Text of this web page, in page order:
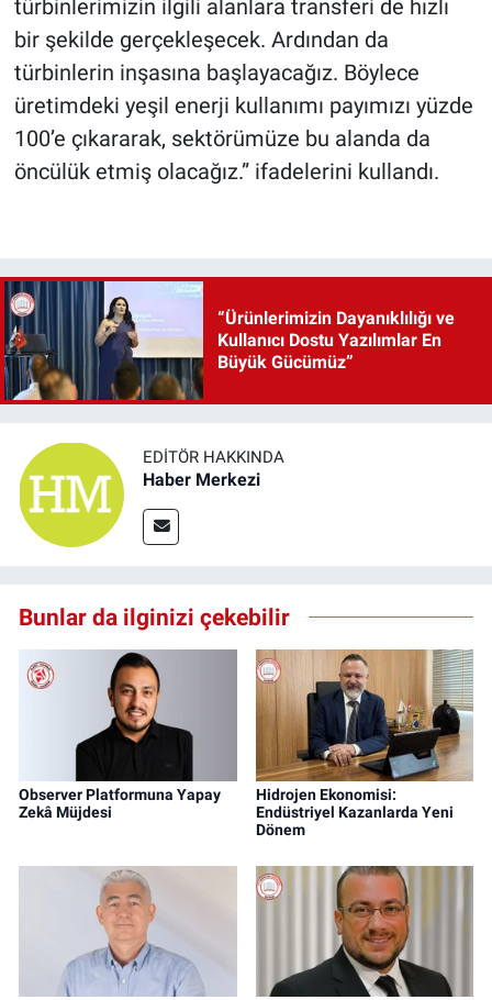
türbinlerimizin ilgili alanlara transferi de hızlı
bir şekilde gerçekleşecek. Ardından da
türbinlerin inşasına başlayacağız. Böylece
üretimdeki yeşil enerji kullanımı payımızı yüzde
100’e çıkararak, sektörümüze bu alanda da
öncülük etmiş olacağız.” ifadelerini kullandı.
“Ürünlerimizin Dayanıklılığı ve
Kullanıcı Dostu Yazılımlar En
Büyük Gücümüz”
EDITÖR HAKKINDA
Haber Merkezi
Bunlar da ilginizi çekebilir
Observer Platformuna Yapay
Zekâ Müjdesi
Hidrojen Ekonomisi:
Endüstriyel Kazanlarda Yeni
Dönem